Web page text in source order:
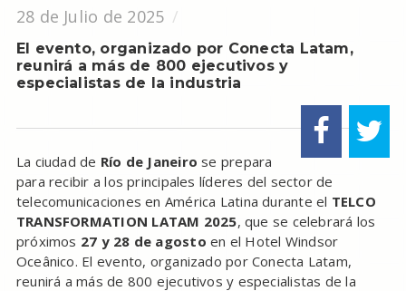
28 de Julio de 2025
El evento, organizado por Conecta Latam,
reunirá a más de 800 ejecutivos y
especialistas de la industria
La ciudad de Río de Janeiro se prepara
para recibir a los principales líderes del sector de
telecomunicaciones en América Latina durante el TELCO
TRANSFORMATION LATAM 2025, que se celebrará los
próximos 27 y 28 de agosto en el Hotel Windsor
Oceânico. El evento, organizado por Conecta Latam,
reunirá a más de 800 ejecutivos y especialistas de la